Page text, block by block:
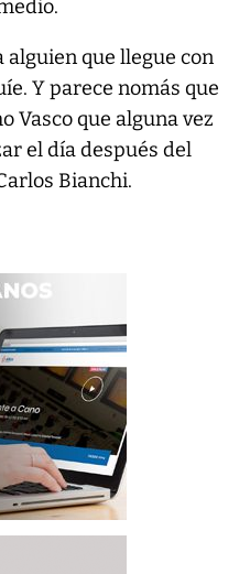
alguien que llegue con
Y parece nomás que
Vasco que alguna vez
el día después del
Bianchi.